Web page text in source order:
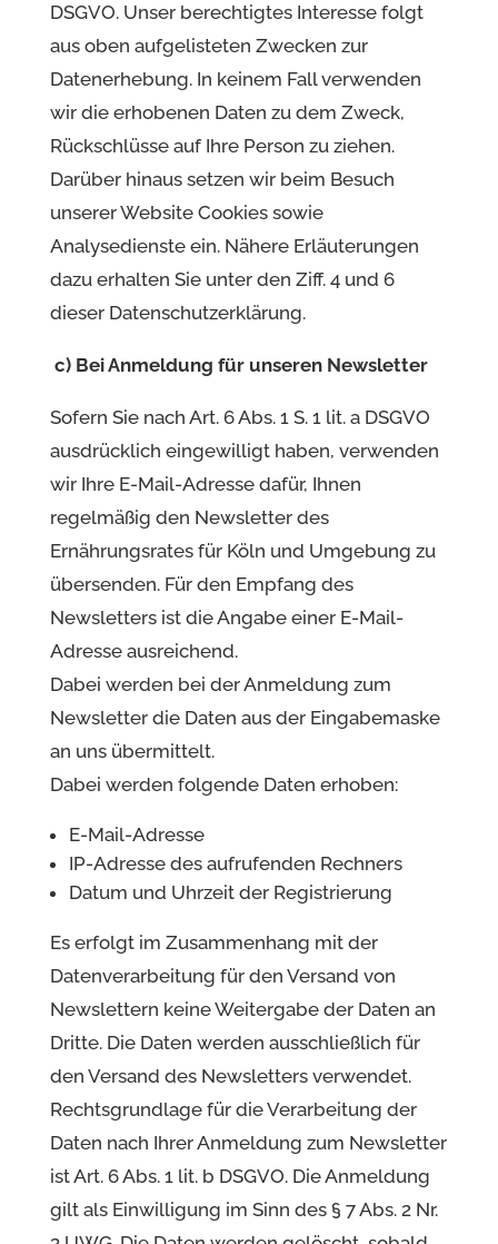
DSGVO. Unser berechtigtes Interesse folgt
aus oben aufgelisteten Zwecken zur
Datenerhebung. In keinem Fall verwenden
wir die erhobenen Daten zu dem Zweck,
Rückschlüsse auf Ihre Person zu ziehen.
Darüber hinaus setzen wir beim Besuch
unserer Website Cookies sowie
Analysedienste ein. Nähere Erläuterungen
dazu erhalten Sie unter den Ziff. 4 und 6
dieser Datenschutzerklärung.
c) Bei Anmeldung für unseren Newsletter
Sofern Sie nach Art. 6 Abs. 1 S. 1 lit. a DSGVO
ausdrücklich eingewilligt haben, verwenden
wir Ihre E-Mail-Adresse dafür, Ihnen
regelmäßig den Newsletter des
Ernährungsrates für Köln und Umgebung zu
übersenden. Für den Empfang des
Newsletters ist die Angabe einer E-Mail-
Adresse ausreichend.
Dabei werden bei der Anmeldung zum
Newsletter die Daten aus der Eingabemaske
an uns übermittelt.
Dabei werden folgende Daten erhoben:
E-Mail-Adresse
IP-Adresse des aufrufenden Rechners
Datum und Uhrzeit der Registrierung
Es erfolgt im Zusammenhang mit der
Datenverarbeitung für den Versand von
Newslettern keine Weitergabe der Daten an
Dritte. Die Daten werden ausschließlich für
den Versand des Newsletters verwendet.
Rechtsgrundlage für die Verarbeitung der
Daten nach Ihrer Anmeldung zum Newsletter
ist Art. 6 Abs. 1 lit. b DSGVO. Die Anmeldung
gilt als Einwilligung im Sinn des § 7 Abs. 2 Nr.